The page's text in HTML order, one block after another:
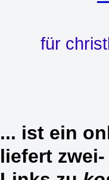
für
... ist ein
liefert